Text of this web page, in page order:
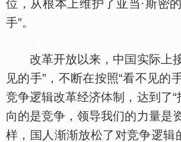
位，从根本上维护了亚当·斯密
手”。
改革开放以来，中
实际上
见的手”，不断在按照“看不见的
竞争逻辑改革经济
制，达到了
向的是竞争，领导我们的力量是
样，
人渐渐放松了对竞争逻辑